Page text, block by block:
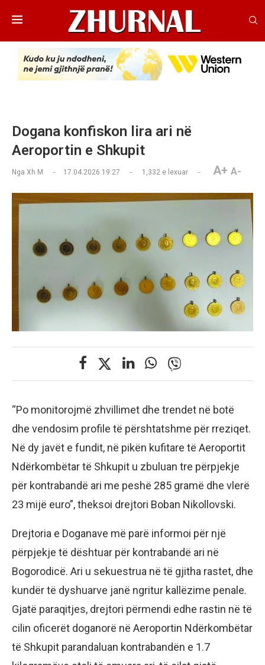
Dogana konfiskon lira ari në
Aeroportin e Shkupit
Nga Xh M 17.04.2026 19:27 1,332 e lexuar A+ A-
“Po monitorojmë zhvillimet dhe trendet në botë
dhe vendosim profile të përshtatshme për rreziqet.
Në dy javët e fundit, në pikën kufitare të Aeroportit
Ndërkombëtar të Shkupit u zbuluan tre përpjekje
për kontrabandë ari me peshë 285 gramë dhe vlerë
23 mijë euro”, theksoi drejtori Boban Nikollovski.
Drejtoria e Doganave më parë informoi për një
përpjekje të dështuar për kontrabandë ari në
Bogorodicë. Ari u sekuestrua në të gjitha rastet, dhe
kundër të dyshuarve janë ngritur kallëzime penale.
Gjatë paraqitjes, drejtori përmendi edhe rastin në të
cilin oficerët doganorë në Aeroportin Ndërkombëtar
të Shkupit parandaluan kontrabandën e 1.7